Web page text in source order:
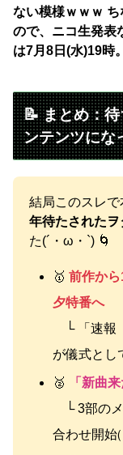
ない模様ｗｗｗ
ので、ニコ生発表
は7月8日(水)19時。
📝 まとめ：
ンテンツにな
結局このスレで
年待たされた
た(´・ω・`) 🌀
🥇前作か
夕特番へ
└ 「速報
が儀式とし
🥈
「新曲
└ 3部のメ
合わせ